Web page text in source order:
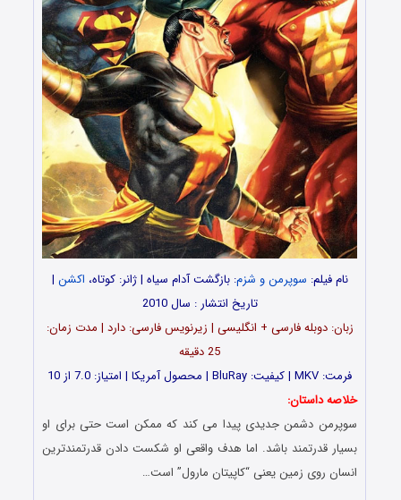
نام فیلم: سوپرمن و شزم: بازگشت آدام سیاه | ژانر: کوتاه، اکشن |
تاریخ انتشار : سال 2010
زبان: دوبله فارسی + انگلیسی | زیرنویس فارسی: دارد | مدت زمان:
25 دقیقه
فرمت: MKV | کیفیت: BluRay | محصول آمریکا | امتیاز: 7.0 از 10
خلاصه داستان:
سوپرمن دشمن جدیدی پیدا می کند که ممکن است حتی برای او
بسیار قدرتمند باشد. اما هدف واقعی او شکست دادن قدرتمندترین
انسان روی زمین یعنی “کاپیتان مارول” است…